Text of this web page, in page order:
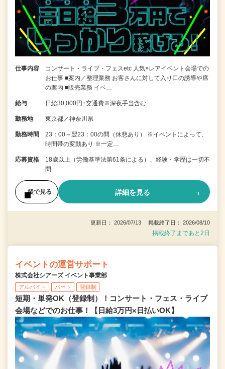
仕事内容
コンサート・ライブ・フェスetc 人気×レアイベント会場での
お仕事 ■案内／整理業務 お客さんに対して入り口の誘導や席
の案内 ■販売業務 イベ…
給与 日給30,000円+交通費※深夜手当含む
勤務地 東京都／神奈川県
勤務時間
23：00～翌23：00の間（休憩あり） ※イベントによって、
時間帯の変動あり ※一定…
応募資格
18歳以上（労働基準法第61条による）、経験・学歴は一切不
問
後で見る 詳細を見る
更新日： 2026/07/13 掲載終了日： 2026/08/10
掲載終了まであと2日
イベントの運営サポート
株式会社シアーズ イベント事業部
アルバイト パート 登録制
短期・単発OK（登録制）！コンサート・フェス・ライブ
会場などでのお仕事！【日給3万円×日払いOK】